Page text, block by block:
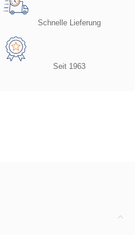
Schnelle Lieferung
Seit 1963